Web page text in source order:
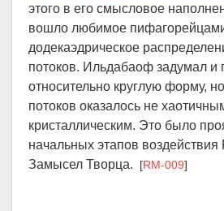
этого в его смысловое
вошло любимое
додекаэдрическое
потоков. Ильдабаоф задумал и
относительно круглую форму,
потоков оказалось не
кристаллическим. Это было
начальных этапов воздействия
Замысел Творца. [RM-009]